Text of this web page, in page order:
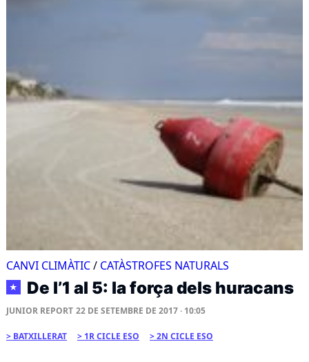
CANVI CLIMÀTIC/ CATÀSTROFES NATURALS
★ De l’1 al 5: la força dels huracans
JUNIOR REPORT 22 DE SETEMBRE DE 2017 · 10:05
BATXILLERAT 1R CICLE ESO 2N CICLE ESO